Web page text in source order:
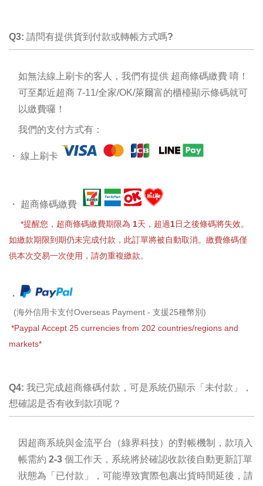
Q3: 請問有提供貨到付款或轉帳方式嗎?
如無法線上刷卡的客人，我們有提供 超商條碼繳費 唷！
可至鄰近超商 7-11/全家/OK/萊爾富的櫃檯顯示條碼就可
以繳費囉！
我們的支付方式有：
・ 線上刷卡
・ 超商條碼繳費
*提醒您， 超商條碼繳費期限為 1天 ，超過1日之後條碼將失效。
如繳款期限到期仍未完成付款，此訂單將被自動取消。繳費條碼僅
供本次交易一次使用，請勿重複繳款。
・
(海外信用卡支付Overseas Payment - 支援25種幣別)
*Paypal Accept 25 currencies from 202 countries/regions and
markets*
Q4: 我已完成超商條碼付款，可是系統仍顯示 「 未付款 」
，
想確認是否有收到款項呢？
因超商系統與金流平台（綠界科技）的對帳機制，款項入
帳需約 2-3 個工作天 ，系統將於確認收款後自動更新訂單
狀態為「已付款」，可能導致實際包裹出貨時間延後，請